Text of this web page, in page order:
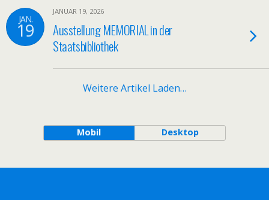
JAN.
19
JANUAR 19, 2026
Ausstellung MEMORIAL in der
Staatsbibliothek
Weitere Artikel Laden…
Mobil Desktop